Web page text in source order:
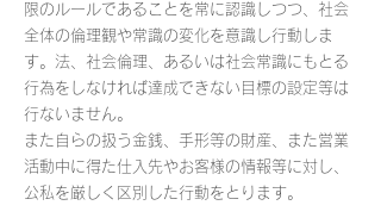
限のルールであることを常に認識しつつ、社会
全体の倫理観や常識の変化を意識し行動しま
す。法、社会倫理、あるいは社会常識にもとる
行為をしなければ達成できない目標の設定等は
行ないません。
また自らの扱う金銭、手形等の財産、また営業
活動中に得た仕入先やお客様の情報等に対し、
公私を厳しく区別した行動をとります。